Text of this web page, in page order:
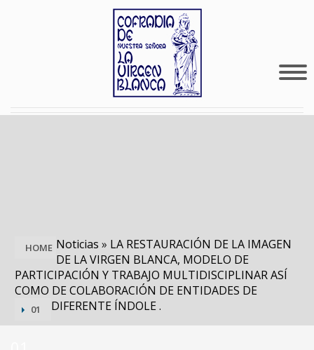
HOME Noticias » LA RESTAURACIÓN DE LA IMAGEN
DE LA VIRGEN BLANCA, MODELO DE
PARTICIPACIÓN Y TRABAJO MULTIDISCIPLINAR ASÍ
COMO DE COLABORACIÓN DE ENTIDADES DE
DIFERENTE ÍNDOLE .
01